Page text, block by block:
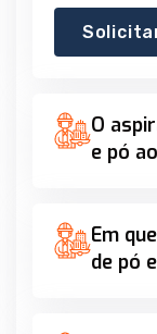
O
e pó
Em
de pó